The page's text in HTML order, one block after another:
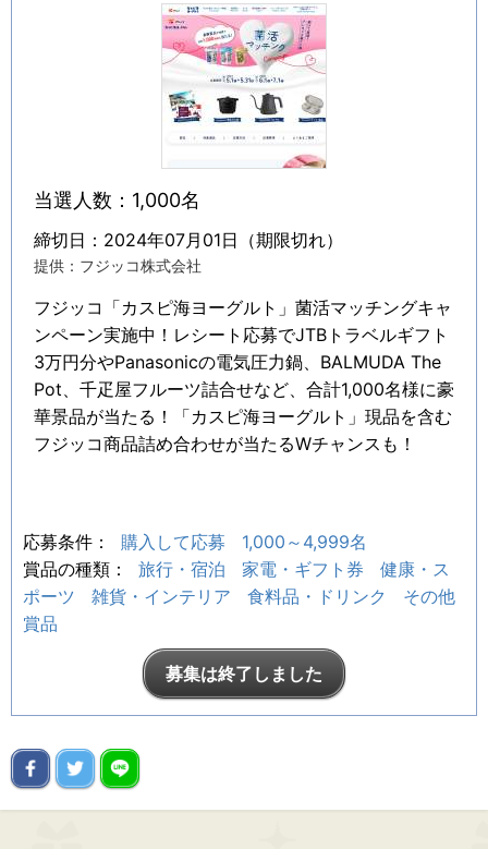
当選人数：1,000名
締切日：2024年07月01日（期限切れ）
提供：フジッコ株式会社
フジッコ「カスピ海ヨーグルト」菌活マッチングキャ
ンペーン実施中！レシート応募でJTBトラベルギフト
3万円分やPanasonicの電気圧力鍋、BALMUDA The
Pot、千疋屋フルーツ詰合せなど、合計1,000名様に豪
華景品が当たる！「カスピ海ヨーグルト」現品を含む
フジッコ商品詰め合わせが当たるWチャンスも！
応募条件： 購入して応募
1,000～4,999名
賞品の種類：
旅行・宿泊 家電・ギフト券
健康・ス
ポーツ
雑貨・インテリア 食料品・ドリンク
その他
賞品
募集は終了しました